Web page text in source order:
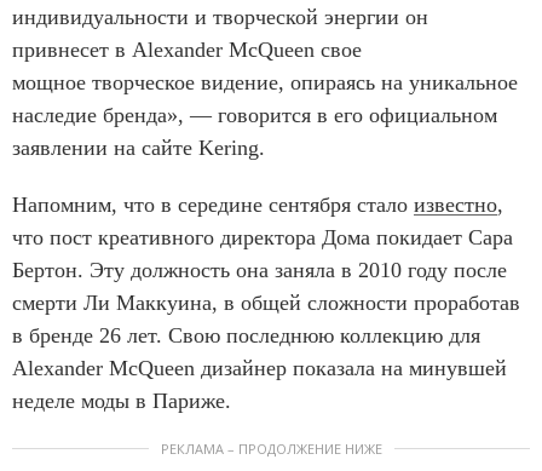
индивидуальности и творческой энергии он
привнесет в Alexander McQueen свое
мощное творческое видение, опираясь на уникальное
наследие бренда», — говорится в его официальном
заявлении на сайте Kering.
Напомним, что в середине сентября стало известно,
что пост креативного директора Дома покидает Сара
Бертон. Эту должность она заняла в 2010 году после
смерти Ли Маккуина, в общей сложности проработав
в бренде 26 лет. Свою последнюю коллекцию для
Alexander McQueen дизайнер показала на минувшей
неделе моды в Париже.
РЕКЛАМА – ПРОДОЛЖЕНИЕ НИЖЕ